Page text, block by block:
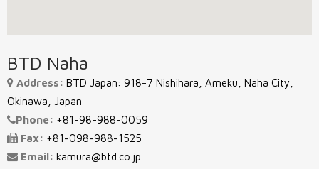
BTD Naha
Address: BTD Japan: 918-7 Nishihara, Ameku, Naha City,
Okinawa, Japan
Phone: +81-98-988-0059
Fax: +81-098-988-1525
Email: kamura@btd.co.jp